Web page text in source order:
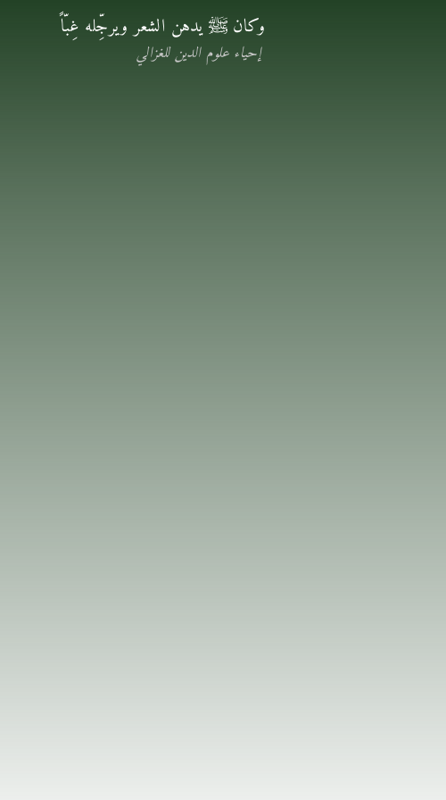
وكان ﷺ يدهن الشعر ويرجِّله غِبّاً
إحياء علوم الدين للغزالي